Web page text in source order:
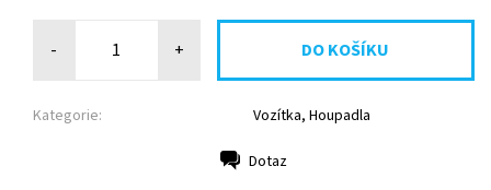
- +
Kategorie: Vozítka, Houpadla
Dotaz